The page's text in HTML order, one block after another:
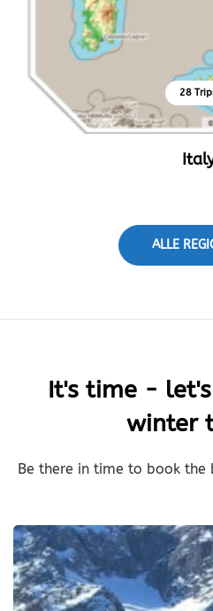
28
ALLE
It's time -
winter
Be there in time to book the